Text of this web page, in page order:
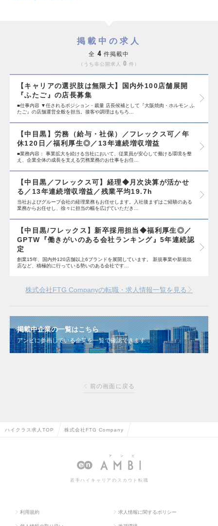
掲載中の求人
全 4 件掲載中
うち非公開求人 0 件
【キャリアの選択肢は無限大】国内外100店舗展開
『ふたご』の店長募集
■仕事内容 ▼任されるポジション・裁量 店長候補として『大阪焼肉・ホルモン ふ
たご』の店舗運営全般を担当。接客や調理はもちろ…
【中目黒】労務（給与・社保）／フレックス可／年
休120日／福利厚生◎／13年連続増収増益
■業務内容： 事業拡大を続ける当社において、従業員が安心して働ける環境を整
え、企業全体の成長を支える労務業務のお仕事をお任…
【中目黒／フレックス可】経理◆月次決算が活かせ
る／13年連続増収増益／残業平均19.7h
当社およびグループ会社の経理業務もお任せします。入社後まずはご経験のある
業務からお任せし、徐々に担当の幅を広げていただき…
【中目黒/フレックス】新卒採用担当◆福利厚生◎／
GPTW『働きがいのある会社ランキング』5年連続認
定
創業15年、国内外120店舗以上6ブランドを展開しています。 新規事業や新規出
店など、積極的に行っている勢いのある会社です…
株式会社FTG Companyの転職・求人情報一覧を見る
掲載中企業の一覧はこちら
アンビに参画している企業を一覧で確認できます
前の画面に戻る
ハイクラス求人TOP 株式会社FTG Company
若手ハイキャリアのスカウト転職
利用規約 求人情報に関するポリシー